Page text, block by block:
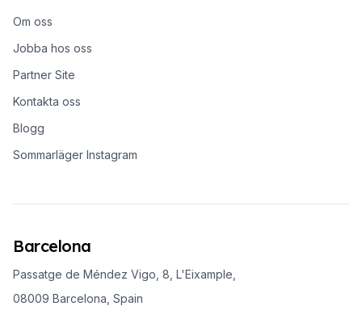
Om oss
Jobba hos oss
Partner Site
Kontakta oss
Blogg
Sommarläger Instagram
Barcelona
Passatge de Méndez Vigo, 8, L'Eixample,
08009 Barcelona, Spain